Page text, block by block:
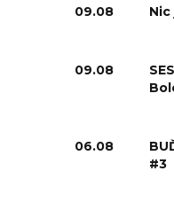
09.08
09.08
06.08
#3